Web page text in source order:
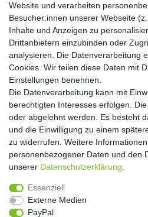
Hiermit bestätige ich, dass ich die
Einwilligung kann ich jederzeit widerrufen.**
Abonnieren
**
Widerrufs­recht
Daten­schutz­erklärung
Website und verarbeiten
Besucher:innen unserer Webseite
Inhalte und Anzeigen zu
Drittanbietern einzubinden oder
analysieren. Die Datenverarbeitung
Cookies. Wir teilen diese Daten mit
Einstellungen benennen.
Die Datenverarbeitung kann mit
berechtigten Interesses erfolgen.
oder abgelehnt werden. Es besteht
und die Einwilligung zu einem
zu widerrufen. Weitere
personenbezogener Daten und den
unserer Daten­schutz­erklärung
Essenziell
Externe Medien
PayPal
Copyright 2016 | Dekushop.de |
Angebote gelten nur für